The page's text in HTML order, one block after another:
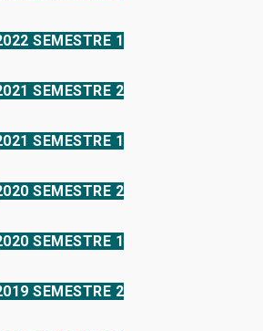
SEMESTRE 1
SEMESTRE 2
SEMESTRE 1
SEMESTRE 2
SEMESTRE 1
SEMESTRE 2